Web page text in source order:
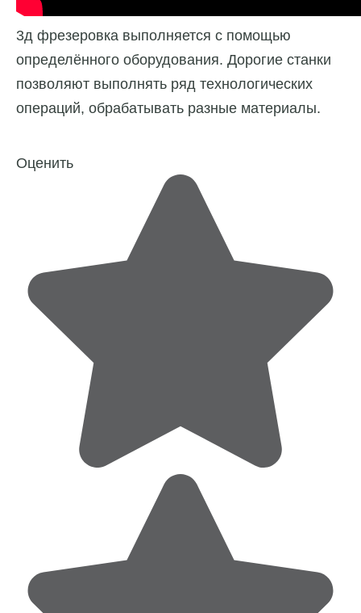
3д фрезеровка выполняется с помощью
определённого оборудования. Дорогие станки
позволяют выполнять ряд технологических
операций, обрабатывать разные материалы.
Оценить